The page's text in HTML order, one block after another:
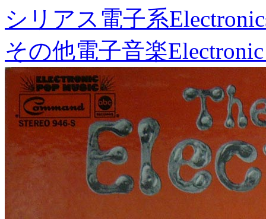
シリアス電子系
その他電子音楽